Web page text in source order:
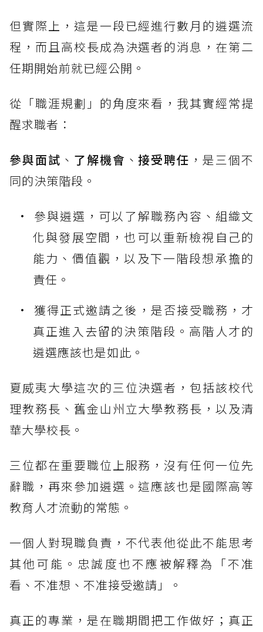
但實際上，這是一段已經進行數月的遴選流
程，而且高校長成為決選者的消息，在第二
任期開始前就已經公開。
從「職涯規劃」的角度來看，我其實經常提
醒求職者：
參與面試 、 了解機會 、接受聘任 ，是三個不
同的決策階段。
參與遴選，可以了解職務內容、組織文
化與發展空間，也可以重新檢視自己的
能力、價值觀，以及下一階段想承擔的
責任。
獲得正式邀請之後，是否接受職務，才
真正進入去留的決策階段。高階人才的
遴選應該也是如此。
夏威夷大學這次的三位決選者，包括該校代
理教務長、舊金山州立大學教務長，以及清
華大學校長。
三位都在重要職位上服務，沒有任何一位先
辭職，再來參加遴選。這應該也是國際高等
教育人才流動的常態。
一個人對現職負責，不代表他從此不能思考
其他可能。忠誠度也不應被解釋為「不准
看、不准想、不准接受邀請」。
真正的專業，是在職期間把工作做好；真正